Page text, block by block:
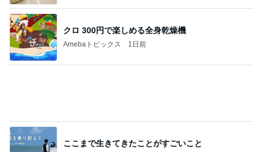
クロ 300円で楽しめる全身乾燥機
Amebaトピックス 1日前
夫の入退院と義母の急逝の1年